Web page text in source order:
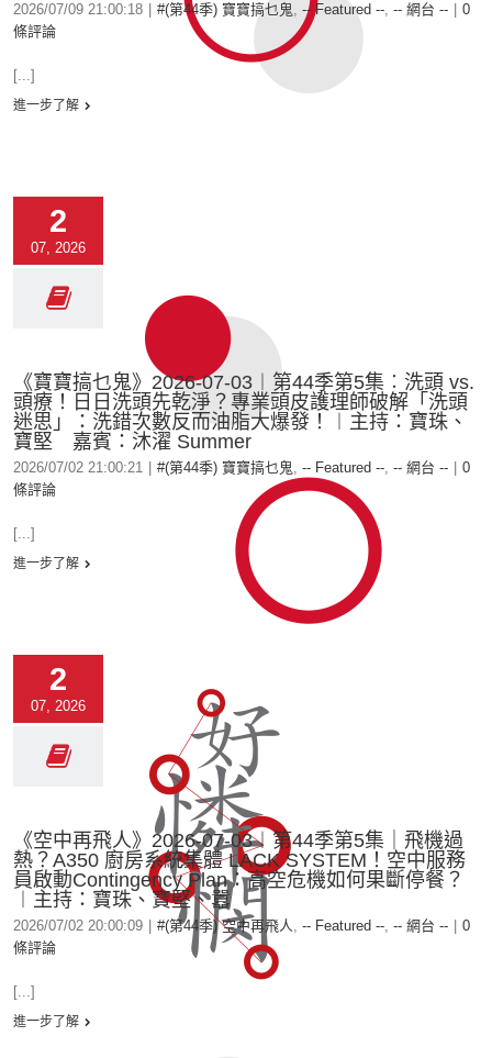
2026/07/09 21:00:18 #(第44季) 寶寶搞乜鬼, -- Featured --, -- 網台 --
0
條評論
[...]
進一步了解
2
07, 2026
《寶寶搞乜鬼》2026-07-03︱第44季第5集︰洗頭 vs.
頭療！日日洗頭先乾淨？專業頭皮護理師破解「洗頭
迷思」：洗錯次數反而油脂大爆發！︱主持：寶珠、
寶堅 嘉賓：沐濯 Summer
2026/07/02 21:00:21 #(第44季) 寶寶搞乜鬼, -- Featured --, -- 網台 --
0
條評論
[...]
進一步了解
2
07, 2026
《空中再飛人》2026-07-03︱第44季第5集｜飛機過
熱？A350 廚房系統集體 LACK SYSTEM！空中服務
員啟動Contingency Plan：高空危機如何果斷停餐？
︱主持：寶珠、寶堅、囂
2026/07/02 20:00:09 #(第44季) 空中再飛人, -- Featured --, -- 網台 --
0
條評論
[...]
進一步了解